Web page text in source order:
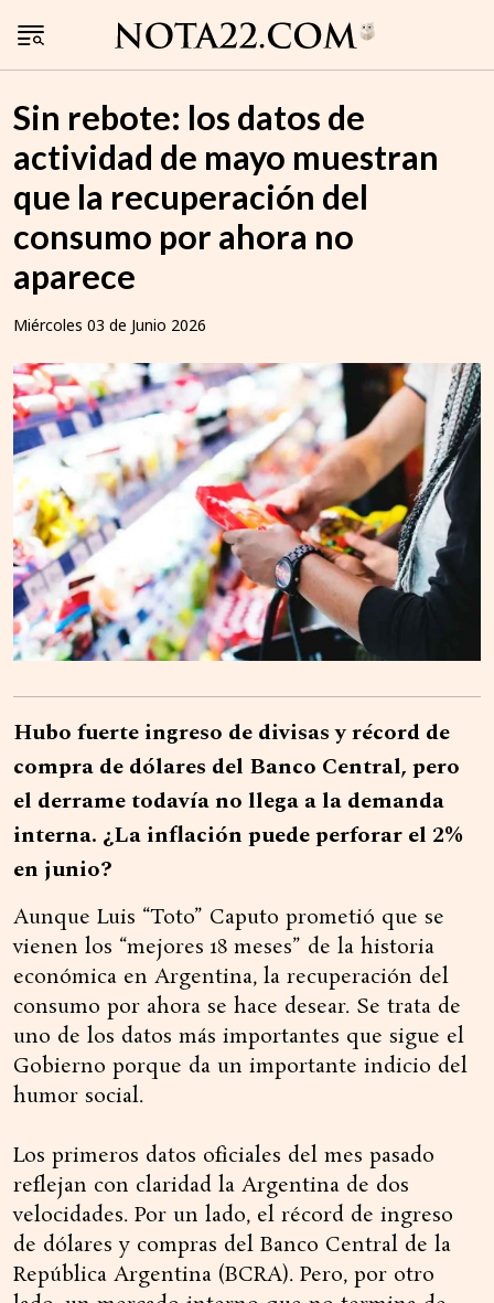
Sin rebote: los datos de
actividad de mayo muestran
que la recuperación del
consumo por ahora no
aparece
Miércoles 03 de Junio 2026
Hubo fuerte ingreso de divisas y récord de
compra de dólares del Banco Central, pero
el derrame todavía no llega a la demanda
interna. ¿La inflación puede perforar el 2%
en junio?
Aunque Luis “Toto” Caputo prometió que se
vienen los “mejores 18 meses” de la historia
económica en Argentina, la recuperación del
consumo por ahora se hace desear. Se trata de
uno de los datos más importantes que sigue el
Gobierno porque da un importante indicio del
humor social.
Los primeros datos oficiales del mes pasado
reflejan con claridad la Argentina de dos
velocidades. Por un lado, el récord de ingreso
de dólares y compras del Banco Central de la
República Argentina (BCRA). Pero, por otro